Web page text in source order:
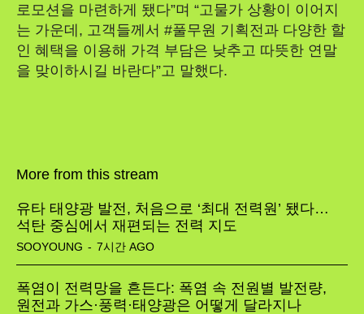
로모션을 마련하게 됐다”며 “고물가 상황이 이어지
는 가운데, 고객들께서 #풀무원 기획전과 다양한 할
인 혜택을 이용해 가격 부담은 낮추고 따뜻한 연말
을 맞이하시길 바란다”고 말했다.
More from this stream
유타 태양광 발전, 처음으로 ‘최대 전력원’ 됐다…
석탄 중심에서 재편되는 전력 지도
SOOYOUNG - 7시간 AGO
폭염이 전력망을 흔든다: 폭염 속 전원별 발전량,
원전과 가스·풍력·태양광은 어떻게 달라지나